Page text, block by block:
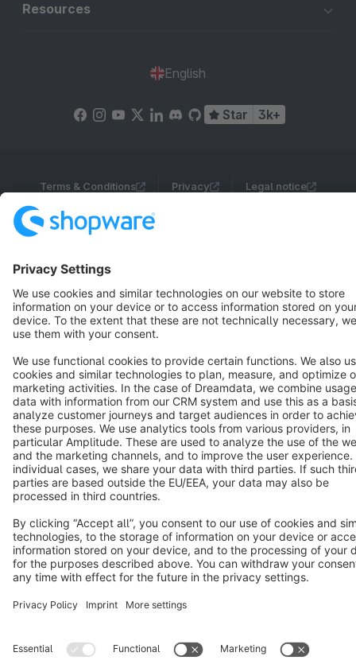
Resources
English
Star 3k+
Terms & Conditions Privacy Legal notice
Cookie settings
Notice: * All prices are quoted net of the statutory value-added tax